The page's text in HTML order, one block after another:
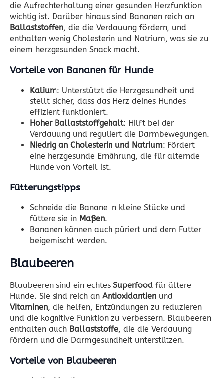
die Aufrechterhaltung einer gesunden Herzfunktion
wichtig ist. Darüber hinaus sind Bananen reich an
Ballaststoffen, die die Verdauung fördern, und
enthalten wenig Cholesterin und Natrium, was sie zu
einem herzgesunden Snack macht.
Vorteile von Bananen für Hunde
Kalium: Unterstützt die Herzgesundheit und
stellt sicher, dass das Herz deines Hundes
effizient funktioniert.
Hoher Ballaststoffgehalt: Hilft bei der
Verdauung und reguliert die Darmbewegungen.
Niedrig an Cholesterin und Natrium: Fördert
eine herzgesunde Ernährung, die für alternde
Hunde von Vorteil ist.
Fütterungstipps
Schneide die Banane in kleine Stücke und
füttere sie in Maßen.
Bananen können auch püriert und dem Futter
beigemischt werden.
Blaubeeren
Blaubeeren sind ein echtes Superfood für ältere
Hunde. Sie sind reich an Antioxidantien und
Vitaminen, die helfen, Entzündungen zu reduzieren
und die kognitive Funktion zu verbessern. Blaubeeren
enthalten auch Ballaststoffe, die die Verdauung
fördern und die Darmgesundheit unterstützen.
Vorteile von Blaubeeren